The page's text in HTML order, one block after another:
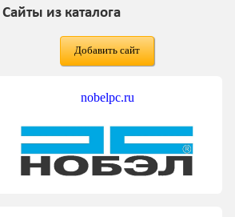
Сайты из каталога
Добавить сайт
nobelpc.ru